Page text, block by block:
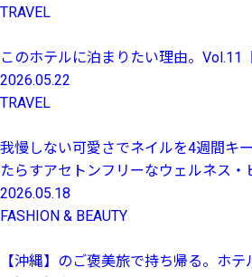
TRAVEL
このホテルに泊まりたい理由。Vol.11
2026.05.22
TRAVEL
我慢しない可愛さでネイルを4週間キ
たらすアセトンフリーなウェルネス・
2026.05.18
FASHION & BEAUTY
【沖縄】のご褒美旅で持ち帰る。ホ